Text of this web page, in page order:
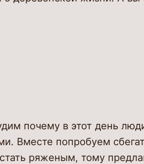
почему в этот день
Вместе попробуем
ряженым, тому